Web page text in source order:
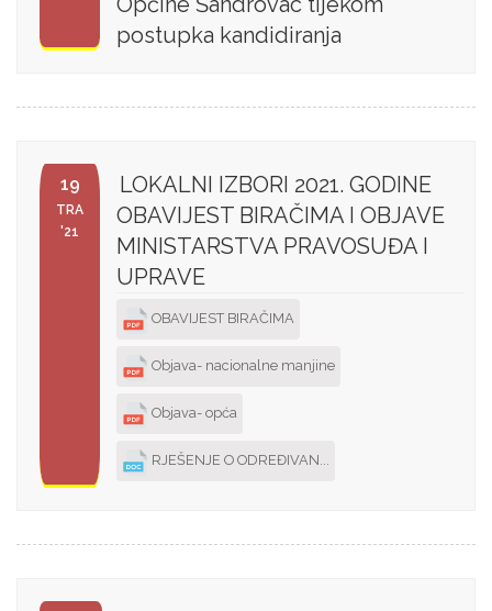
postupka kandidiranja
19
TRA
'21
LOKALNI IZBORI 2021. GODINE
OBAVIJEST BIRAČIMA I OBJAVE
MINISTARSTVA PRAVOSUĐA I
UPRAVE
OBAVIJEST BIRAČIMA
Objava- nacionalne manjine
Objava- opća
RJEŠENJE O ODREĐIVAN...